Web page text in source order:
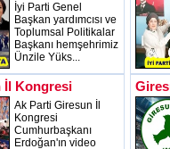
İyi Parti Genel
Başkan yardımcısı ve
Toplumsal Politikalar
Başkanı hemşehrimiz
Ünzile Yüks...
İl Kongresi
Ak Parti Giresun İl
Kongresi
Cumhurbaşkanı
Erdoğan'ın video